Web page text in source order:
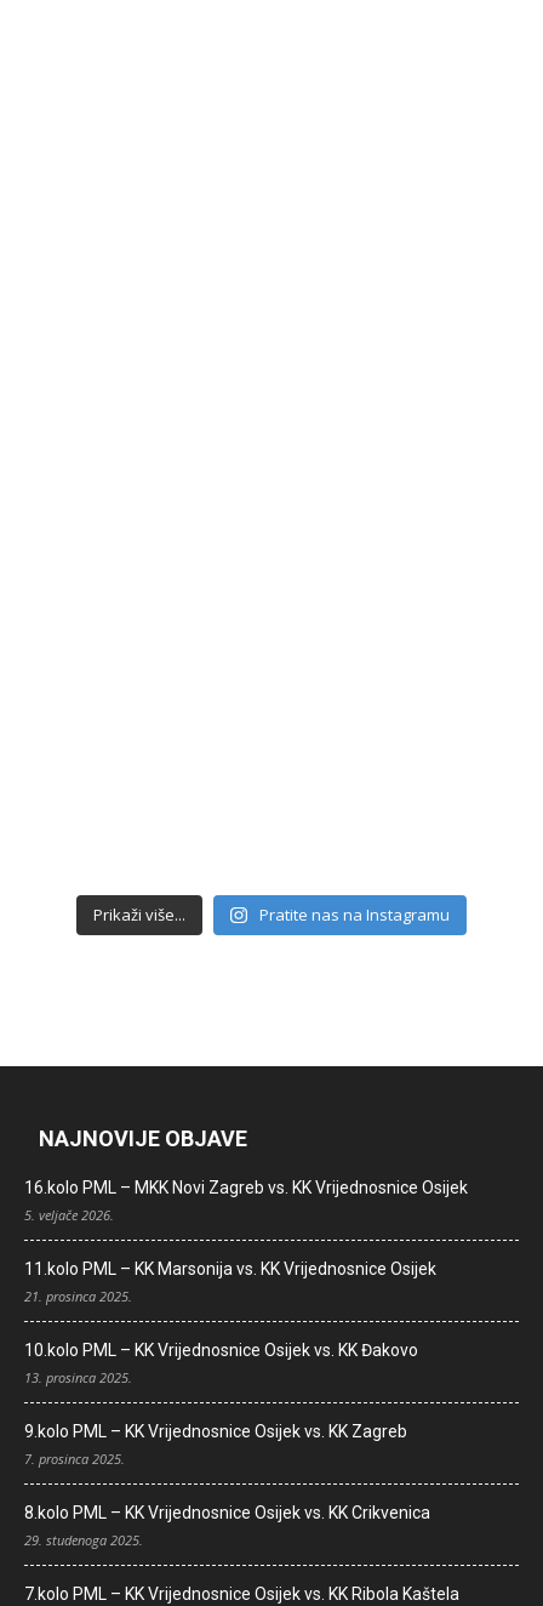
Prikaži više... Pratite nas na Instagramu
NAJNOVIJE OBJAVE
16.kolo PML – MKK Novi Zagreb vs. KK Vrijednosnice Osijek
5. veljače 2026.
11.kolo PML – KK Marsonija vs. KK Vrijednosnice Osijek
21. prosinca 2025.
10.kolo PML – KK Vrijednosnice Osijek vs. KK Đakovo
13. prosinca 2025.
9.kolo PML – KK Vrijednosnice Osijek vs. KK Zagreb
7. prosinca 2025.
8.kolo PML – KK Vrijednosnice Osijek vs. KK Crikvenica
29. studenoga 2025.
7.kolo PML – KK Vrijednosnice Osijek vs. KK Ribola Kaštela